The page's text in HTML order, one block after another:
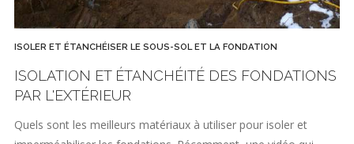
ISOLER ET ÉTANCHÉISER LE SOUS-SOL ET LA FONDATION
ISOLATION ET ÉTANCHÉITÉ DES FONDATIONS
PAR L'EXTÉRIEUR
Quels sont les meilleurs matériaux à utiliser pour isoler et